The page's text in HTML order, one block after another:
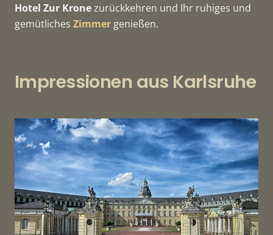
Hotel Zur Kronezurückkehren und Ihr ruhiges und
gemütliches Zimmer genießen.
Impressionen aus Karlsruhe